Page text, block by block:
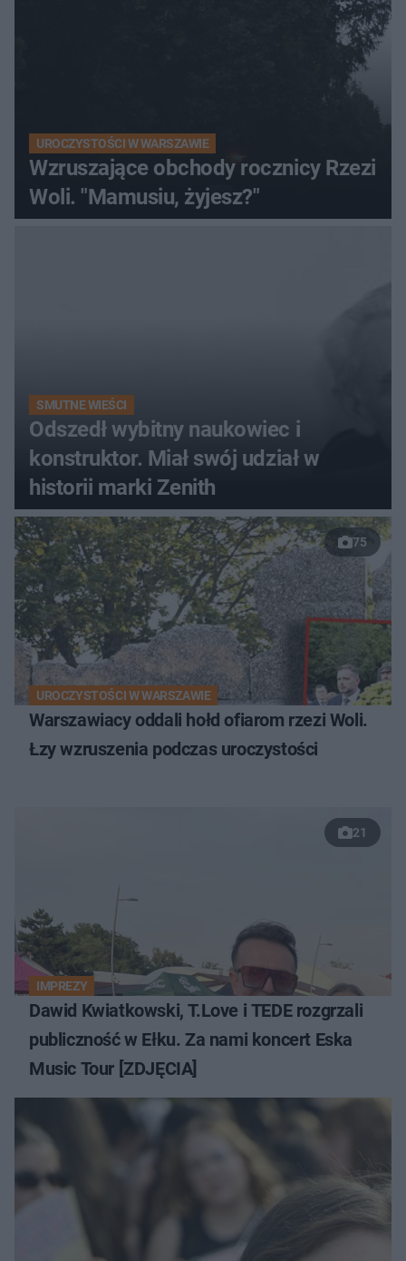
UROCZYSTOŚCI W WARSZAWIE
Wzruszające obchody rocznicy Rzezi
Woli. "Mamusiu, żyjesz?"
SMUTNE WIEŚCI
Odszedł wybitny naukowiec i
konstruktor. Miał swój udział w
historii marki Zenith
75
UROCZYSTOŚCI W WARSZAWIE
Warszawiacy oddali hołd ofiarom rzezi Woli.
Łzy wzruszenia podczas uroczystości
21
IMPREZY
Dawid Kwiatkowski, T.Love i TEDE rozgrzali
publiczność w Ełku. Za nami koncert Eska
Music Tour [ZDJĘCIA]